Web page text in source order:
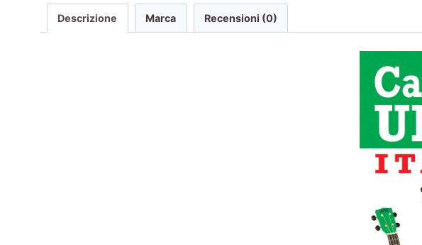
Descrizione Marca Recensioni (0)